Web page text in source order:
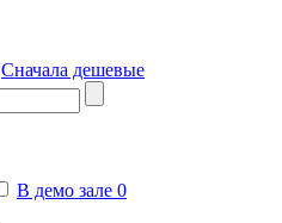
Сначала дешевые
В демо зале 0